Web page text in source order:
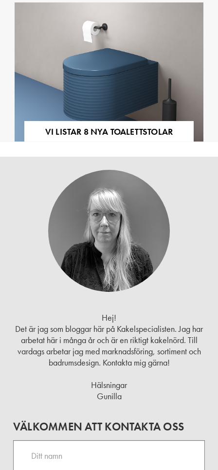
VI LISTAR 8 NYA TOALETTSTOLAR
Hej!
Det är jag som bloggar här på Kakelspecialisten. Jag har
arbetat här i många år och är en riktigt kakelnörd. Till
vardags arbetar jag med marknadsföring, sortiment och
badrumsdesign. Kontakta mig gärna!
Hälsningar
Gunilla
VÄLKOMMEN ATT KONTAKTA OSS